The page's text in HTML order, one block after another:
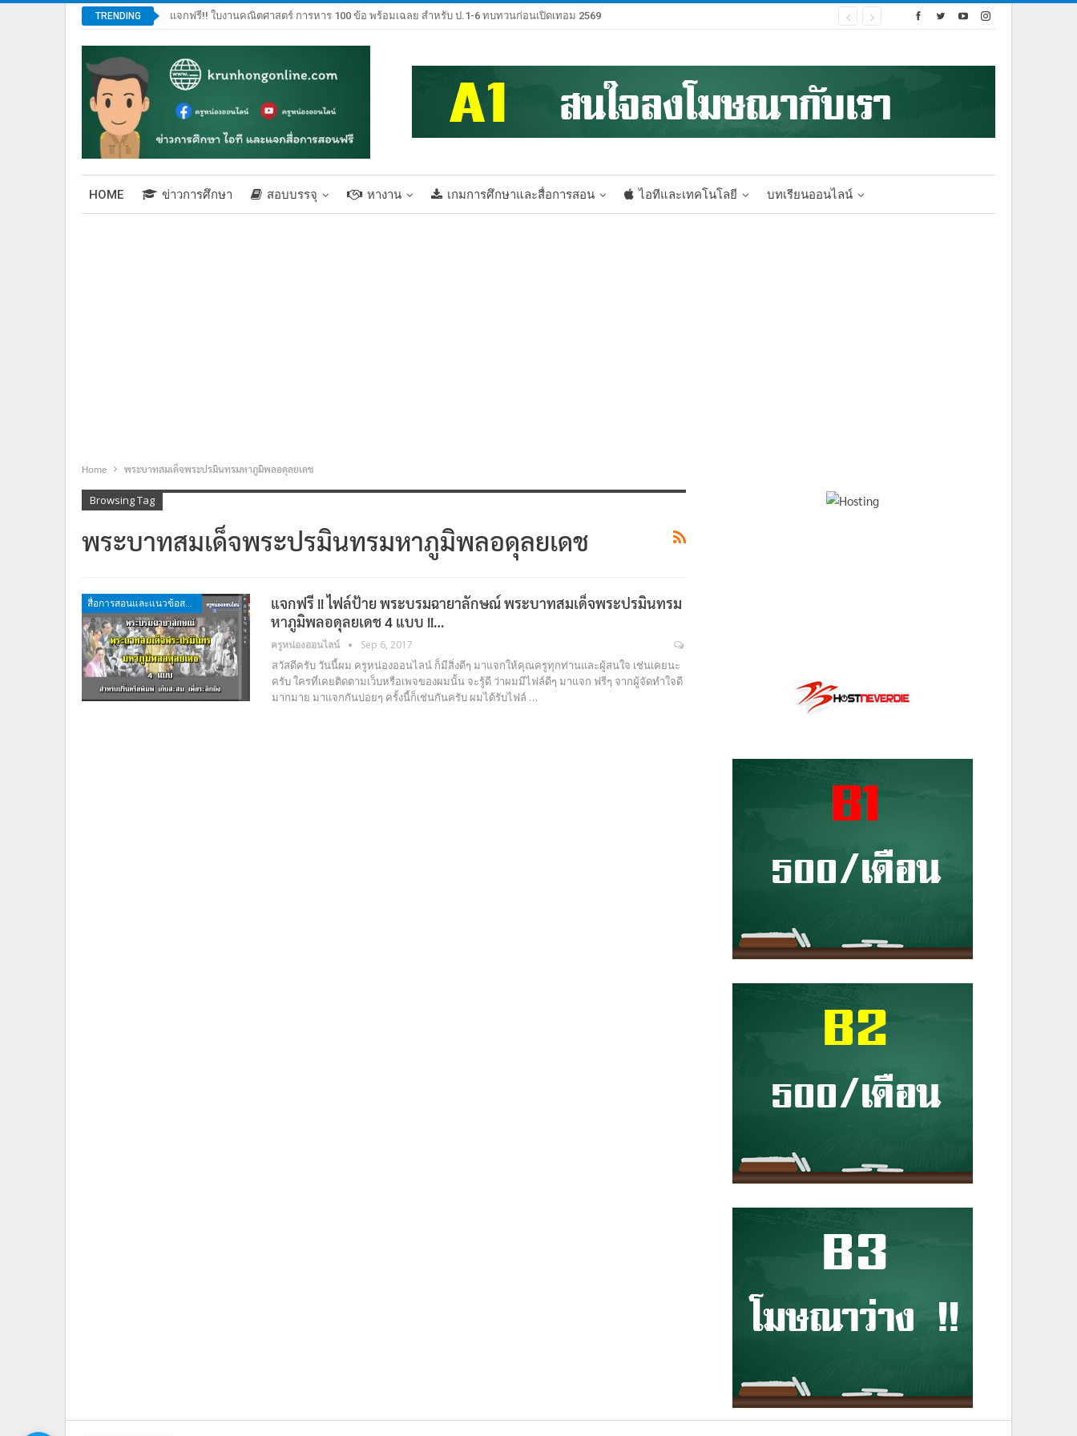
TRENDING แจกฟรี!! ใบงานคณิตศาสตร์ การหาร 100 ข้อ พร้อมเฉลย สำหรับ ป.1-6 ทบทวนก่อนเปิดเทอม 2569
HOME ข่าวการศึกษา สอบบรรจุ หางาน เกมการศึกษาและสื่อการสอน ไอทีและเทคโนโลยี บทเรียนออนไลน์
Home พระบาทสมเด็จพระปรมินทรมหาภูมิพลอดุลยเดช
Browsing Tag
พระบาทสมเด็จพระปรมินทรมหาภูมิพลอดุลยเดช
แจกฟรี !! ไฟล์ป้าย พระบรมฉายาลักษณ์ พระบาทสมเด็จพระปรมินทรม
หาภูมิพลอดุลยเดช 4 แบบ !!…
ครูหน่องออนไลน์ Sep 6, 2017
สวัสดีครับ วันนี้ผม ครูหน่องออนไลน์ ก็มีสิ่งดีๆ มาแจกให้คุณครูทุกท่านและผู้สนใจ เช่นเคยนะ
ครับ ใครที่เคยติดตามเว็บหรือเพจของผมนั้น จะรู้ดี ว่าผมมีไฟล์ดีๆ มาแจก ฟรีๆ จากผู้จัดทำใจดี
มากมาย มาแจกกันบ่อยๆ ครั้งนี้ก็เช่นกันครับ ผมได้รับไฟล์ …